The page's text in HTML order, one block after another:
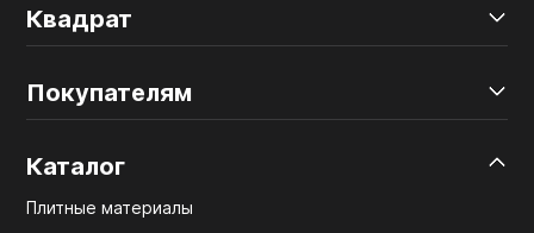
Квадрат
Покупателям
Каталог
Плитные материалы